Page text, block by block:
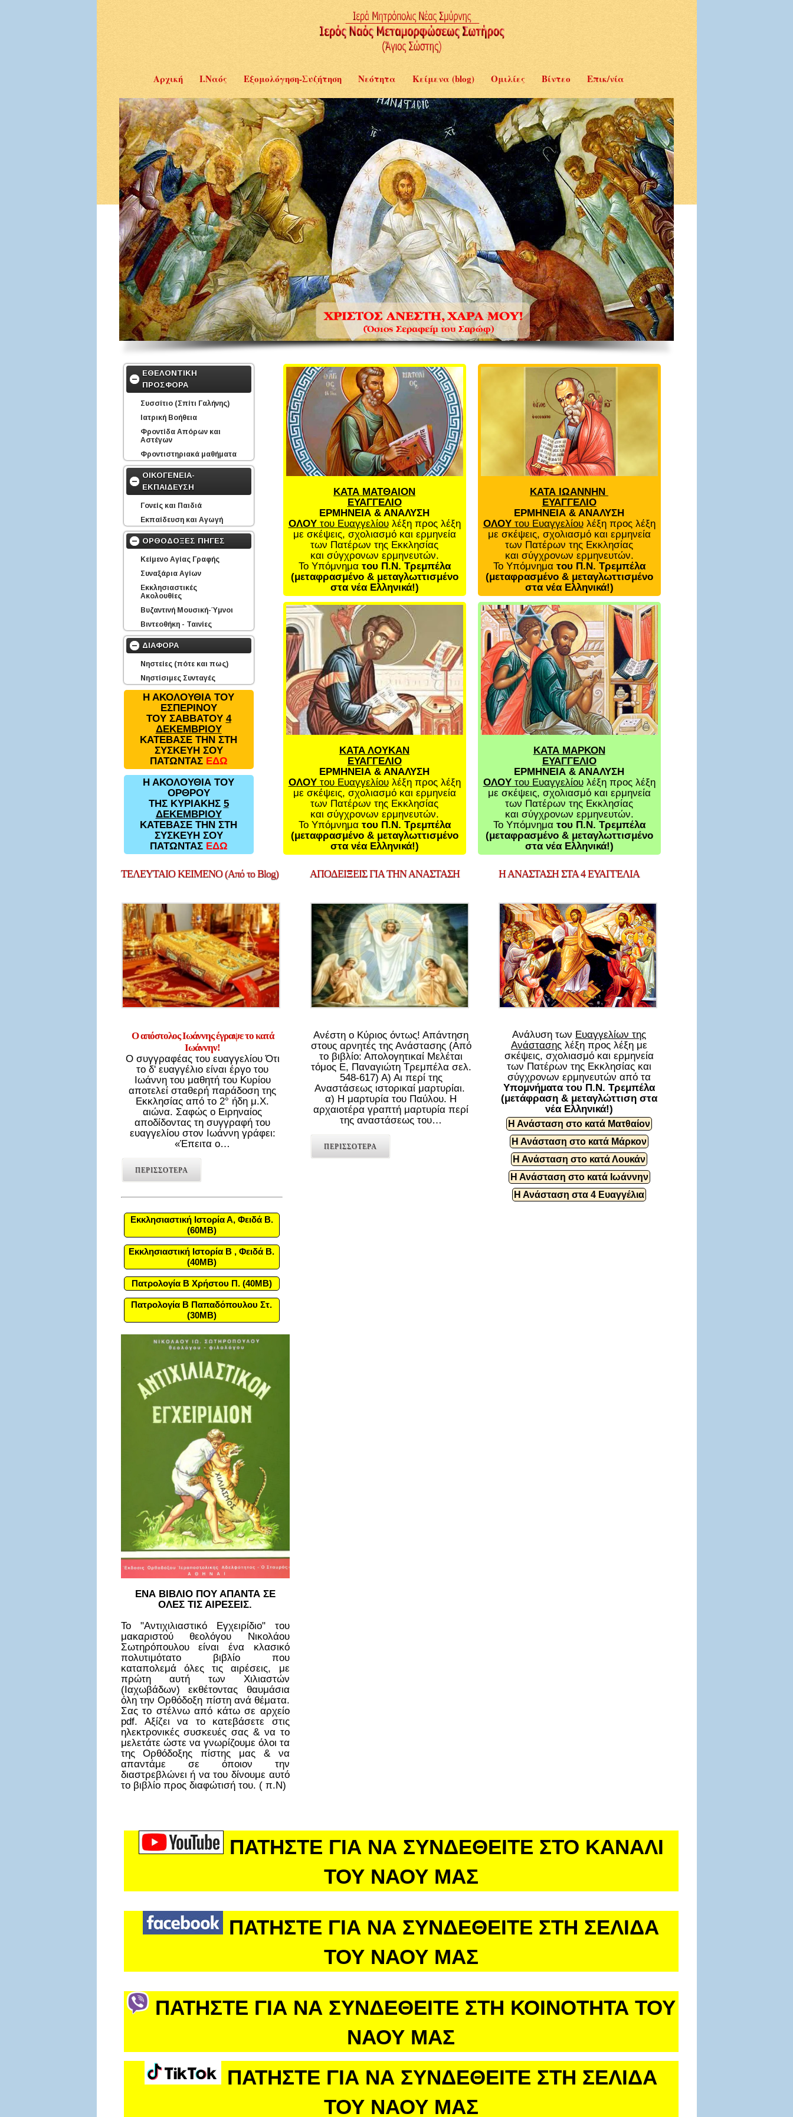
Αρχική Ι.Ναός Εξομολόγηση-Συζήτηση Νεότητα Κείμενα (blog) Ομιλίες Βίντεο Επικ/νία
ΕΘΕΛΟΝΤΙΚΗ
ΠΡΟΣΦΟΡΑ
Συσσίτιο (Σπίτι Γαλήνης)
Ιατρική Βοήθεια
Φροντίδα Απόρων και
Αστέγων
Φροντιστηριακά μαθήματα
ΟΙΚΟΓΕΝΕΙΑ-
ΕΚΠΑΙΔΕΥΣΗ
Γονείς και Παιδιά
Εκπαίδευση και Αγωγή
ΟΡΘΟΔΟΞΕΣ ΠΗΓΕΣ
Κείμενο Αγίας Γραφής
Συναξάρια Αγίων
Εκκλησιαστικές
Ακολουθίες
Βυζαντινή Μουσική-Ύμνοι
Βιντεοθήκη - Ταινίες
ΔΙΑΦΟΡΑ
Νηστείες (πότε και πως)
Νηστίσιμες Συνταγές
Η ΑΚΟΛΟΥΘΙΑ ΤΟΥ
ΕΣΠΕΡΙΝΟΥ
ΤΟΥ ΣΑΒΒΑΤΟΥ 4
ΔΕΚΕΜΒΡΙΟΥ
ΚΑΤΕΒΑΣΕ ΤΗΝ ΣΤΗ
ΣΥΣΚΕΥΗ ΣΟΥ
ΠΑΤΩΝΤΑΣ ΕΔΩ
Η ΑΚΟΛΟΥΘΙΑ ΤΟΥ
ΟΡΘΡΟΥ
ΤΗΣ ΚΥΡΙΑΚΗΣ 5
ΔΕΚΕΜΒΡΙΟΥ
ΚΑΤΕΒΑΣΕ ΤΗΝ ΣΤΗ
ΣΥΣΚΕΥΗ ΣΟΥ
ΠΑΤΩΝΤΑΣ ΕΔΩ
ΚΑΤΑ ΜΑΤΘΑΙΟΝ
ΕΥΑΓΓΕΛΙΟ
ΕΡΜΗΝΕΙΑ & ΑΝΑΛΥΣΗ
ΟΛΟΥτου Ευαγγελίουλέξη προς λέξη
με σκέψεις, σχολιασμό και ερμηνεία
των Πατέρων της Εκκλησίας
και σύγχρονων ερμηνευτών.
Το Υπόμνημα του Π.Ν. Τρεμπέλα
(μεταφρασμένο & μεταγλωττισμένο
στα νέα Ελληνικά!)
ΚΑΤΑ ΙΩΑΝΝΗΝ
ΕΥΑΓΓΕΛΙΟ
ΕΡΜΗΝΕΙΑ & ΑΝΑΛΥΣΗ
ΟΛΟΥτου Ευαγγελίουλέξη προς λέξη
με σκέψεις, σχολιασμό και ερμηνεία
των Πατέρων της Εκκλησίας
και σύγχρονων ερμηνευτών.
Το Υπόμνημα του Π.Ν. Τρεμπέλα
(μεταφρασμένο & μεταγλωττισμένο
στα νέα Ελληνικά!)
ΚΑΤΑ ΛΟΥΚΑΝ
ΕΥΑΓΓΕΛΙΟ
ΕΡΜΗΝΕΙΑ & ΑΝΑΛΥΣΗ
ΟΛΟΥτου Ευαγγελίουλέξη προς λέξη
με σκέψεις, σχολιασμό και ερμηνεία
των Πατέρων της Εκκλησίας
και σύγχρονων ερμηνευτών.
Το Υπόμνημα του Π.Ν. Τρεμπέλα
(μεταφρασμένο & μεταγλωττισμένο
στα νέα Ελληνικά!)
ΚΑΤΑ ΜΑΡΚΟΝ
ΕΥΑΓΓΕΛΙΟ
ΕΡΜΗΝΕΙΑ & ΑΝΑΛΥΣΗ
ΟΛΟΥτου Ευαγγελίουλέξη προς λέξη
με σκέψεις, σχολιασμό και ερμηνεία
των Πατέρων της Εκκλησίας
και σύγχρονων ερμηνευτών.
Το Υπόμνημα του Π.Ν. Τρεμπέλα
(μεταφρασμένο & μεταγλωττισμένο
στα νέα Ελληνικά!)
ΤΕΛΕΥΤΑΙΟΚΕΙΜΕΝΟ (Από το Blog)
Ο απόστολος Ιωάννης έγραψε το κατά
Ιωάννην!
Ο συγγραφέας του ευαγγελίου Ότι
το δ' ευαγγέλιο είναι έργο του
Ιωάννη του μαθητή του Κυρίου
αποτελεί σταθερή παράδοση της
Εκκλησίας από το 2° ήδη μ.Χ.
αιώνα. Σαφώς ο Ειρηναίος
αποδίδοντας τη συγγραφή του
ευαγγελίου στον Ιωάννη γράφει:
«Έπειτα ο…
ΠΕΡΙΣΣΟΤΕΡΑ
Εκκλησιαστική Ιστορία Α, Φειδά Β.
(60MB)
Εκκλησιαστική Ιστορία Β , Φειδά Β.
(40MB)
Πατρολογία Β Χρήστου Π. (40MB)
Πατρολογία Β Παπαδόπουλου Στ.
(30MB)
ΕΝΑ ΒΙΒΛΙΟ ΠΟΥ ΑΠΑΝΤΑ ΣΕ
ΟΛΕΣ ΤΙΣ ΑΙΡΕΣΕΙΣ.
Το "Αντιχιλιαστικό Εγχειρίδιο" του
μακαριστού θεολόγου Νικολάου
Σωτηρόπουλου είναι ένα κλασικό
πολυτιμότατο βιβλίο που
καταπολεμά όλες τις αιρέσεις, με
πρώτη αυτή των Χιλιαστών
(Ιαχωβάδων) εκθέτοντας θαυμάσια
όλη την Ορθόδοξη πίστη ανά θέματα.
Σας το στέλνω από κάτω σε αρχείο
pdf. Αξίζει να το κατεβάσετε στις
ηλεκτρονικές συσκευές σας & να το
μελετάτε ώστε να γνωρίζουμε όλοι τα
της Ορθόδοξης πίστης μας & να
απαντάμε σε όποιον την
διαστρεβλώνει ή να του δίνουμε αυτό
το βιβλίο προς διαφώτισή του. ( π.Ν)
ΑΠΟΔΕΙΞΕΙΣΓΙΑ ΤΗΝ ΑΝΑΣΤΑΣΗ
Ανέστη ο Κύριος όντως! Απάντηση
στους αρνητές της Ανάστασης (Από
το βιβλίο: Απολογητικαί Μελέται
τόμος Ε, Παναγιώτη Τρεμπέλα σελ.
548-617) Α) Αι περί της
Αναστάσεως ιστορικαί μαρτυρίαι.
α) Η μαρτυρία του Παύλου. Η
αρχαιοτέρα γραπτή μαρτυρία περί
της αναστάσεως του…
ΠΕΡΙΣΣΟΤΕΡΑ
ΗΑΝΑΣΤΑΣΗ ΣΤΑ 4 ΕΥΑΓΓΕΛΙΑ
Ανάλυση των Ευαγγελίων της
Ανάστασης λέξη προς λέξη με
σκέψεις, σχολιασμό και ερμηνεία
των Πατέρων της Εκκλησίας και
σύγχρονων ερμηνευτών από τα
Υπομνήματα του Π.Ν. Τρεμπέλα
(μετάφραση & μεταγλώττιση στα
νέα Ελληνικά!)
Η Ανάσταση στο κατά Ματθαίον
Η Ανάσταση στο κατά Μάρκον
Η Ανάσταση στο κατά Λουκάν
Η Ανάσταση στο κατά Ιωάννην
Η Ανάσταση στα 4 Ευαγγέλια
ΠΑΤΗΣΤΕ ΓΙΑ ΝΑ ΣΥΝΔΕΘΕΙΤΕ ΣΤΟ ΚΑΝΑΛΙ
ΤΟΥ ΝΑΟΥ ΜΑΣ
ΠΑΤΗΣΤΕ ΓΙΑ ΝΑ ΣΥΝΔΕΘΕΙΤΕ ΣΤΗ ΣΕΛΙΔΑ
ΤΟΥ ΝΑΟΥ ΜΑΣ
ΠΑΤΗΣΤΕ ΓΙΑ ΝΑ ΣΥΝΔΕΘΕΙΤΕ ΣΤΗ ΚΟΙΝΟΤΗΤΑ ΤΟΥ
ΝΑΟΥ ΜΑΣ
ΠΑΤΗΣΤΕ ΓΙΑ ΝΑ ΣΥΝΔΕΘΕΙΤΕ ΣΤΗ ΣΕΛΙΔΑ
ΤΟΥ ΝΑΟΥ ΜΑΣ